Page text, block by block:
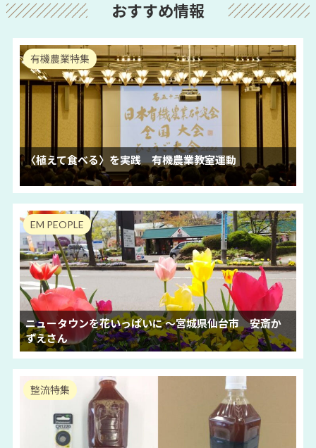
おすすめ情報
有機農業特集
〈植えて食べる〉を実践 有機農業教室運動
EM PEOPLE
ニュータウンを花いっぱいに ～宮城県仙台市 安斎か
ずえさん
整流特集